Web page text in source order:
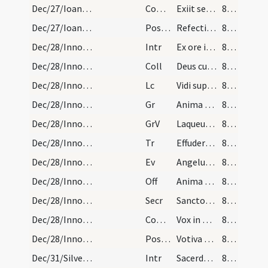
Dec/27/Ioannes apostolus/M2/Mass Propers
Comm Exiit sermo inter fratres
81 (5r)
Dec/27/Ioannes apostolus/M2/Mass Propers
Postcomm Refecti cibo potuque calesti
81 (5r)
Dec/28/Innocentes/M2/Mass Propers
Intr Ex ore infantium
81 (5r)
Dec/28/Innocentes/M2/Mass Propers
Coll Deus cuius hodierna die praeconium
81 (5r)
Dec/28/Innocentes/M2/Mass Propers
Lc Vidi supra montem Sion agnum stantem
81 (5r)
Dec/28/Innocentes/M2/Mass Propers
Gr Anima nostra sicut passer erepta est
82 (5v)
Dec/28/Innocentes/M2/Mass Propers
GrV Laqueus contritus est
82 (5v)
Dec/28/Innocentes/M2/Mass Propers
Tr Effuderunt sanguinem sanctorum
82 (5v)
Dec/28/Innocentes/M2/Mass Propers
Ev Angelus Domini apparuit in somnis Ioseph
82 (5v)
Dec/28/Innocentes/M2/Mass Propers
Off Anima nostra sicut passer erepta est
82 (5v)
Dec/28/Innocentes/M2/Mass Propers
Secr Sanctorum tuorum nobis Domine pia non desit oratio
82 (5v)
Dec/28/Innocentes/M2/Mass Propers
Comm Vox in Rama audita est
82 (5v)
Dec/28/Innocentes/M2/Mass Propers
Postcomm Votiva Domine dona percepimus
83 (6r)
Dec/31/Silvester papa/M2/Mass Propers
Intr Sacerdotes tui Domine
83 (6r)